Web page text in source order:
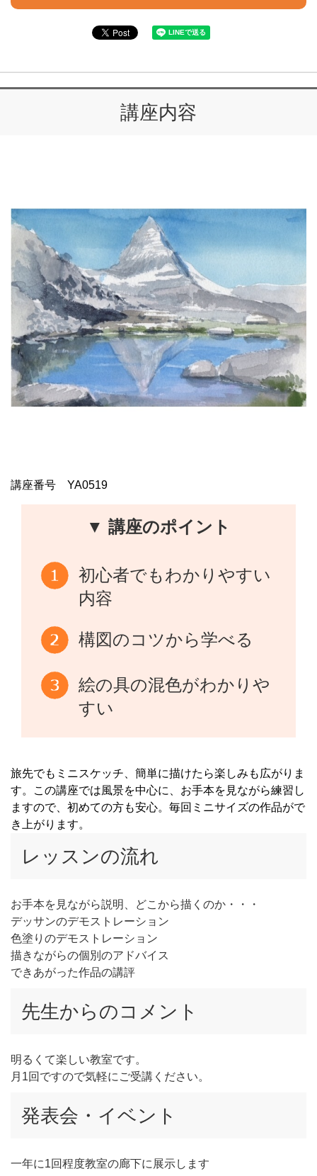
講座内容
講座番号 YA0519
▼ 講座のポイント
初心者でもわかりやすい
内容
構図のコツから学べる
絵の具の混色がわかりや
すい
旅先でもミニスケッチ、簡単に描けたら楽しみも広がりま
す。この講座では風景を中心に、お手本を見ながら練習し
ますので、初めての方も安心。毎回ミニサイズの作品がで
き上がります。
レッスンの流れ
お手本を見ながら説明、どこから描くのか・・・
デッサンのデモストレーション
色塗りのデモストレーション
描きながらの個別のアドバイス
できあがった作品の講評
先生からのコメント
明るくて楽しい教室です。
月1回ですので気軽にご受講ください。
発表会・イベント
一年に1回程度教室の廊下に展示します